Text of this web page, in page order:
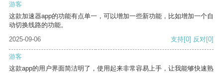
游客
这款加速器app的功能有点单一，可以增加一些新功能，比如增加一个自
动切换线路的功能。
2025-09-06
支持[0] 反对[0]
游客
这款app的用户界面简洁明了，使用起来非常容易上手，让我能够快速熟